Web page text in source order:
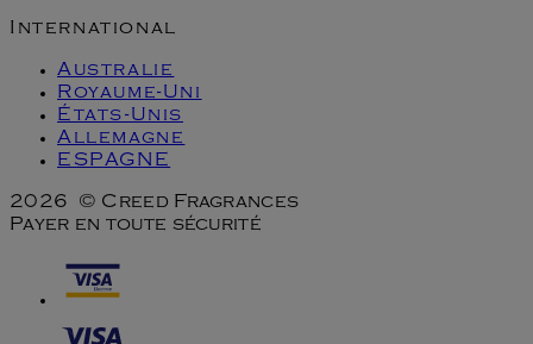
International
Australie
Royaume-Uni
États-Unis
Allemagne
ESPAGNE
2026 © Creed Fragrances
Payer en toute sécurité